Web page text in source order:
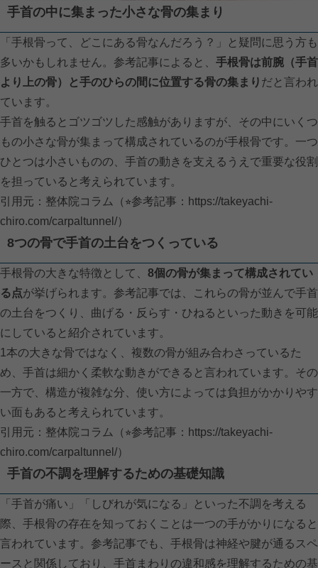
手首の中に集まった小さな骨の集まり
「手根骨って、どこにある骨なんだろう？」と疑問に思う方も
多いかもしれません。参考記事によると、 手根骨は前腕（手首
より上の骨）と手のひらの間に位置する骨の集まり だと言われ
ています。
手首を触るとゴツゴツした感触がありますが、その中にいくつ
もの小さな骨が集まって構成されているのが手根骨です。一つ
ひとつは小さいものの、手首の動きを支えるうえで重要な役割
を担っていると考えられています。
引用元：整体院コラム（⭐︎参考記事： https://takeyachi-
chiro.com/carpaltunnel/）
8つの骨で手首の土台をつくっている
手根骨の大きな特徴として、 8個の骨が集まって構成されてい
る点が挙げられます。参考記事では、これらの骨が並んで手首
の土台をつくり、曲げる・反らす・ひねるといった動きを可能
にしていると紹介されています。
1本の大きな骨ではなく、複数の骨が組み合わさっているた
め、手首は細かく柔軟な動きができると言われています。その
一方で、構造が複雑な分、使い方によっては負担がかかりやす
い面もあると考えられています。
引用元：整体院コラム（⭐︎参考記事： https://takeyachi-
chiro.com/carpaltunnel/）
手首の不調を理解するための基礎知識
「手首が痛い」「しびれが気になる」といった不調を考える
際、手根骨の存在を知っておくことは一つの手がかりになると
言われています。参考記事でも、手根骨は神経や腱が通るスペ
ースと関係しており、手首まわりの違和感を理解するための基